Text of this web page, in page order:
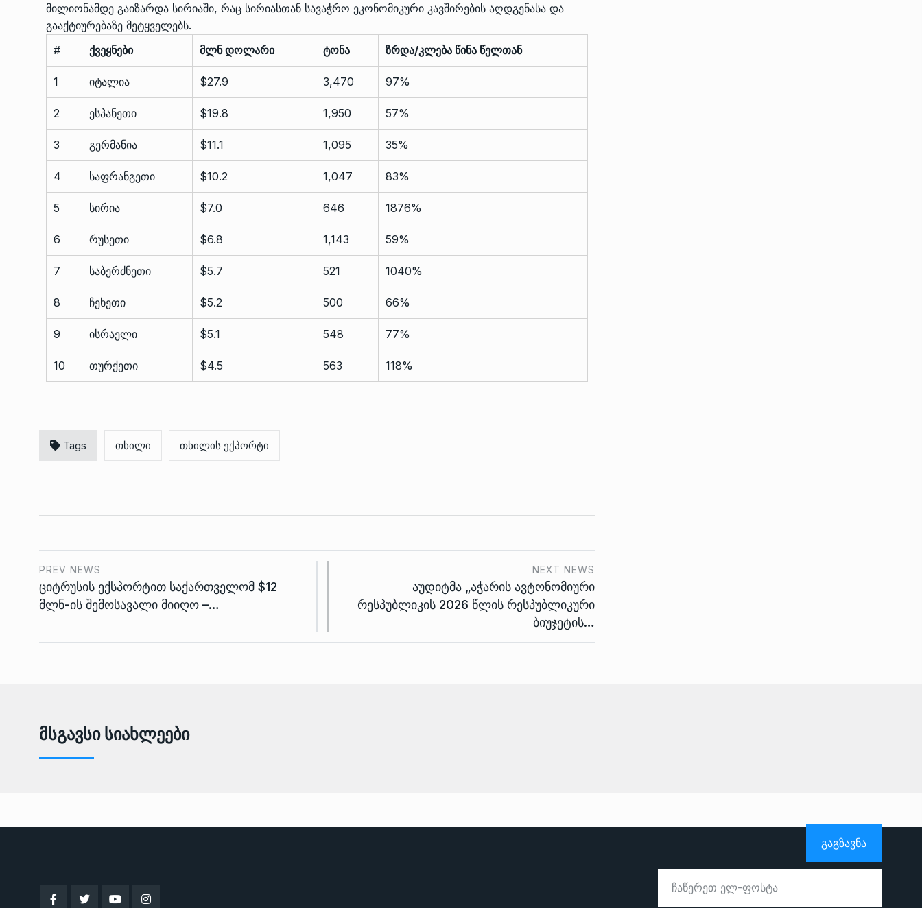
მილიონამდე გაიზარდა სირიაში, რაც სირიასთან სავაჭრო ეკონომიკური კავშირების აღდგენასა და
გააქტიურებაზე მეტყველებს.
#
ქვეყნები მლნ დოლარი ტონა ზრდა/კლება წინა წელთან
1 იტალია $27.9 3,470 97%
2 ესპანეთი $19.8 1,950 57%
3 გერმანია $11.1 1,095 35%
4 საფრანგეთი $10.2 1,047 83%
5 სირია $7.0 646 1876%
6 რუსეთი $6.8 1,143 59%
7 საბერძნეთი $5.7 521 1040%
8 ჩეხეთი $5.2 500 66%
9 ისრაელი $5.1 548 77%
10 თურქეთი $4.5 563 118%
Tags თხილი თხილის ექპორტი
PREV NEWS
ციტრუსის ექსპორტით საქართველომ $12
მლნ-ის შემოსავალი მიიღო –…
NEXT NEWS
აუდიტმა „აჭარის ავტონომიური
რესპუბლიკის 2026 წლის რესპუბლიკური
ბიუჯეტის…
Მსგავსი Სიახლეები
ᲒᲐᲒᲖᲐᲕᲜᲐ